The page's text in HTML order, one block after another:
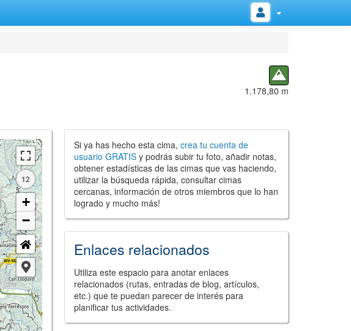
1.178,80 m
12
+
−
Si ya has hecho esta cima,crea tu cuenta de
usuario GRATIS y podrás subir tu foto, añadir notas,
obtener estadísticas de las cimas que vas haciendo,
utilizar la búsqueda rápida, consultar cimas
cercanas, información de otros miembros que lo han
logrado y mucho más!
Enlaces relacionados
Utiliza este espacio para anotar enlaces
relacionados (rutas, entradas de blog, artículos,
etc.) que te puedan parecer de interés para
planificar tus actividades.